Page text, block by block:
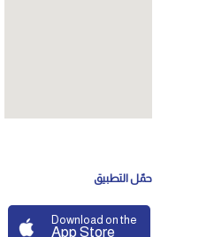
حمّل التطبيق
Download on the
App Store